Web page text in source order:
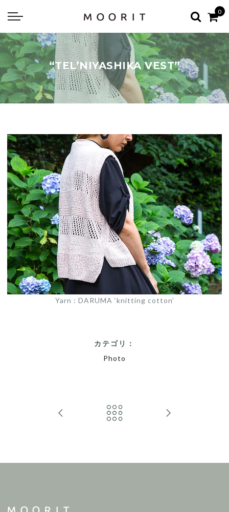
Back
about
Diary
編み物はじめて教室：かぎ針編
編み物はじめて教室：棒針編
Back
online shop
Yarns
Tools & Notions
Knitting kit
0
“TEL’NIYASHIKA VEST”
Yarn : DARUMA ‘knitting cotton’
カテゴリ：
Photo